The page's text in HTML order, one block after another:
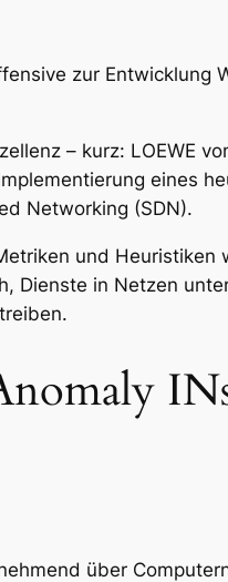
zur Entwicklung
– kurz: LOEWE
eines
Networking (SDN).
und Heuristiken
Dienste in Netzen
über